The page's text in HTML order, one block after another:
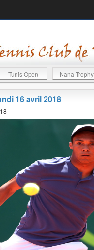
Tunis Open Nana Trophy
16 avril 2018